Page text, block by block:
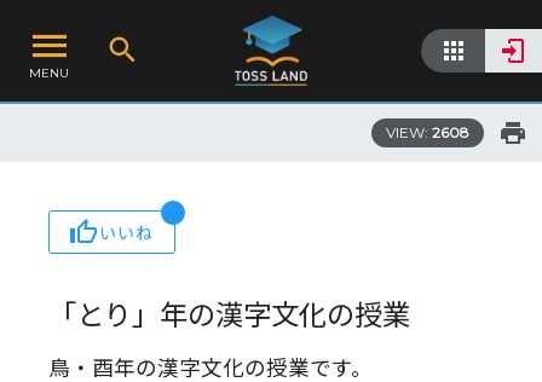
MENU
VIEW: 2608
いいね
「とり」年の漢字文化の授業
鳥・酉年の漢字文化の授業です。